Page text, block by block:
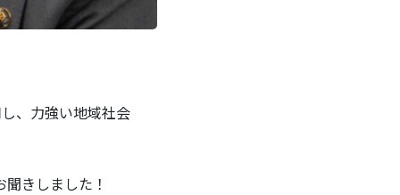
、力強い地域社会
きしました！